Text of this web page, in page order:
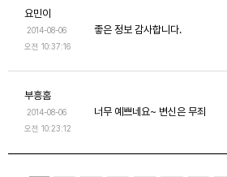
요민이
2014-08-06
오전 10:37:16
좋은 정보 감사합니다.
부흥홈
2014-08-06
오전 10:23:12
너무 예쁘네요~ 변신은 무죄